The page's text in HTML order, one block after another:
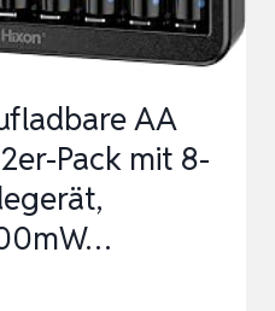
AA
Pack mit 8-